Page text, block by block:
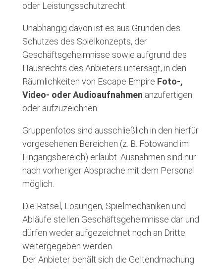
oder Leistungsschutzrecht.
Unabhängig davon ist es aus Gründen des
Schutzes des Spielkonzepts, der
Geschäftsgeheimnisse sowie aufgrund des
Hausrechts des Anbieters untersagt, in den
Räumlichkeiten von Escape Empire Foto-,
Video- oder Audioaufnahmen anzufertigen
oder aufzuzeichnen.
Gruppenfotos sind ausschließlich in den hierfür
vorgesehenen Bereichen (z. B. Fotowand im
Eingangsbereich) erlaubt. Ausnahmen sind nur
nach vorheriger Absprache mit dem Personal
möglich.
Die Rätsel, Lösungen, Spielmechaniken und
Abläufe stellen Geschäftsgeheimnisse dar und
dürfen weder aufgezeichnet noch an Dritte
weitergegeben werden.
Der Anbieter behält sich die Geltendmachung